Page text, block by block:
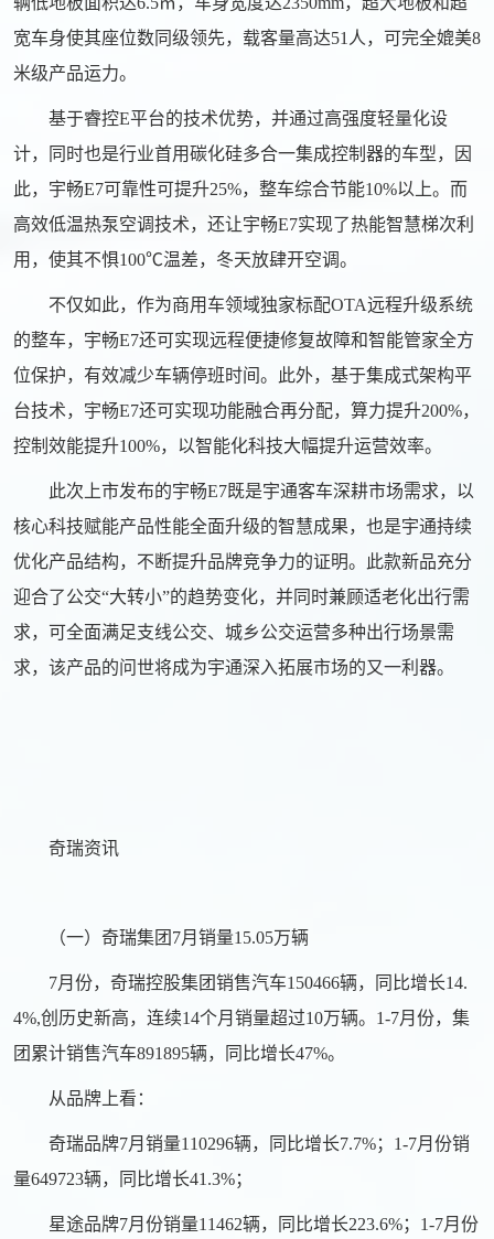
宽车身使其座位数同级领先，载客量高达51人，可完全媲美8
米级产品运力。
基于睿控E平台的技术优势，并通过高强度轻量化设
计，同时也是行业首用碳化硅多合一集成控制器的车型，因
此，宇畅E7可靠性可提升25%，整车综合节能10%以上。而
高效低温热泵空调技术，还让宇畅E7实现了热能智慧梯次利
用，使其不惧100℃温差，冬天放肆开空调。
不仅如此，作为商用车领域独家标配OTA远程升级系统
的整车，宇畅E7还可实现远程便捷修复故障和智能管家全方
位保护，有效减少车辆停班时间。此外，基于集成式架构平
台技术，宇畅E7还可实现功能融合再分配，算力提升200%，
控制效能提升100%，以智能化科技大幅提升运营效率。
此次上市发布的宇畅E7既是宇通客车深耕市场需求，以
核心科技赋能产品性能全面升级的智慧成果，也是宇通持续
优化产品结构，不断提升品牌竞争力的证明。此款新品充分
迎合了公交“大转小”的趋势变化，并同时兼顾适老化出行需
求，可全面满足支线公交、城乡公交运营多种出行场景需
求，该产品的问世将成为宇通深入拓展市场的又一利器。
奇瑞资讯
（一）奇瑞集团7月销量15.05万辆
7月份，奇瑞控股集团销售汽车150466辆，同比增长14.
4%,创历史新高，连续14个月销量超过10万辆。1-7月份，集
团累计销售汽车891895辆，同比增长47%。
从品牌上看：
奇瑞品牌7月销量110296辆，同比增长7.7%；1-7月份销
量649723辆，同比增长41.3%；
星途品牌7月份销量11462辆，同比增长223.6%；1-7月份